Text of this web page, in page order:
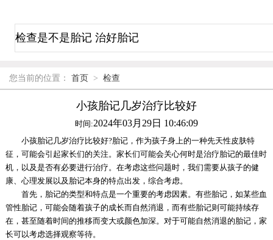
您当前的位置： 首页 > 检查
小孩胎记几岁治疗比较好
时间:2024年03月29日 10:46:09
小孩胎记几岁治疗比较好?胎记，作为孩子身上的一种先天性皮肤特
征，可能会引起家长们的关注。家长们可能会关心何时是治疗胎记的最佳时
机，以及是否有必要进行治疗。在考虑这些问题时，我们需要从孩子的健
康、心理发展以及胎记本身的特点出发，综合考虑。
首先，胎记的类型和特点是一个重要的考虑因素。有些胎记，如某些血
管性胎记，可能会随着孩子的成长而自然消退，而有些胎记则可能持续存
在，甚至随着时间的推移而变大或颜色加深。对于可能自然消退的胎记，家
长可以考虑选择观察等待。